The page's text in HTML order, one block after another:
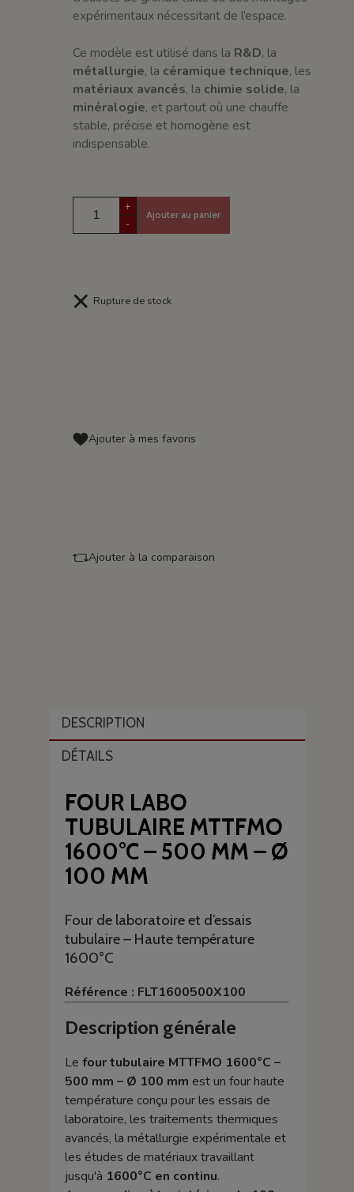
expérimentaux nécessitant de l’espace.
Ce modèle est utilisé dans la R&D, la
métallurgie, la céramique technique, les
matériaux avancés, la chimie solide, la
minéralogie, et partout où une chauffe
stable, précise et homogène est
indispensable.
+
-
Ajouter au panier
Rupture de stock
Ajouter à mes favoris
Ajouter à la comparaison
DESCRIPTION
DÉTAILS
FOUR LABO
TUBULAIRE MTTFMO
1600°C – 500 MM – Ø
100 MM
Four de laboratoire et d’essais
tubulaire – Haute température
1600°C
Référence : FLT1600500X100
Description générale
Le four tubulaire MTTFMO 1600°C –
500 mm – Ø 100 mm est un four haute
température conçu pour les essais de
laboratoire, les traitements thermiques
avancés, la métallurgie expérimentale et
les études de matériaux travaillant
jusqu'à 1600°C en continu.